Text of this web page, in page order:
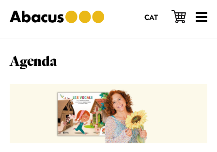
al
contenido
a
la
lateral
al
pie
página
CAT
Agenda